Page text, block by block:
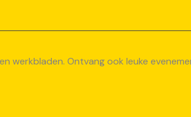
werkbladen. Ontvang ook leuke